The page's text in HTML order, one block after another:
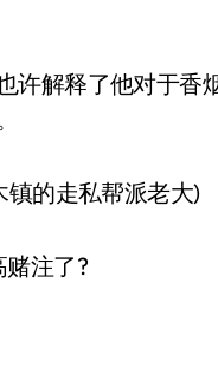
许解释了他对于香
镇的走私帮派老大)
注了?